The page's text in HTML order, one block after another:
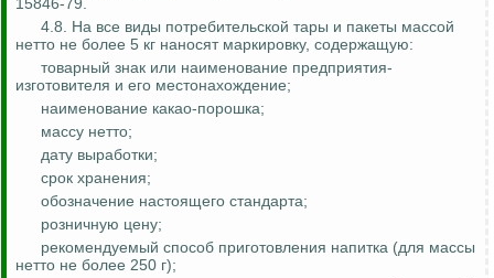
15846-79.
4.8. На все виды потребительской тары и пакеты массой
нетто не более 5 кг наносят маркировку, содержащую:
товарный знак или наименование предприятия-
изготовителя и его местонахождение;
наименование какао-порошка;
массу нетто;
дату выработки;
срок хранения;
обозначение настоящего стандарта;
розничную цену;
рекомендуемый способ приготовления напитка (для массы
нетто не более 250 г);